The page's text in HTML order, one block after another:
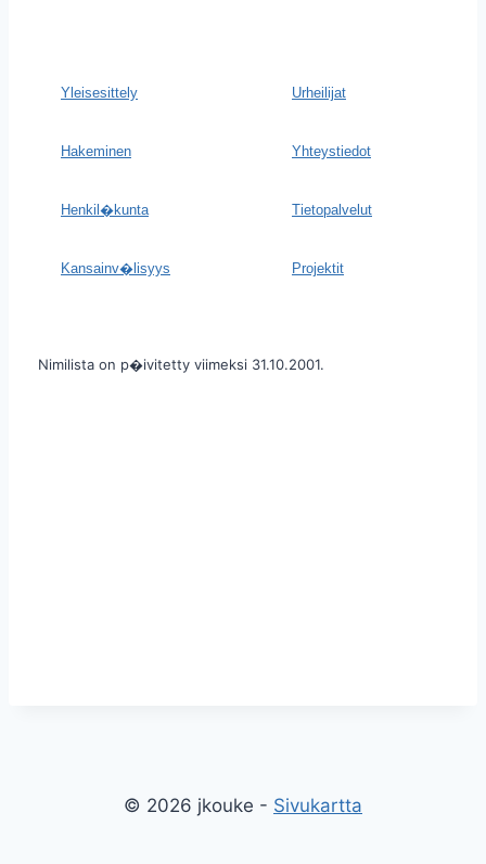
Yleisesittely Urheilijat
Hakeminen Yhteystiedot
Henkil�kunta Tietopalvelut
Kansainv�lisyys Projektit
Nimilista on p�ivitetty viimeksi 31.10.2001.
© 2026 jkouke - Sivukartta